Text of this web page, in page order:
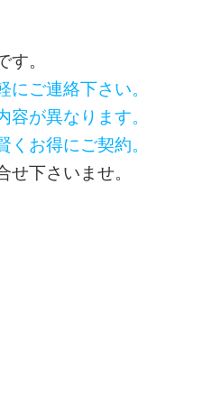
。
ご連絡下さい。
が異なります。
お得にご契約。
下さいませ。